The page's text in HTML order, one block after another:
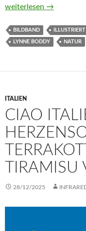
Pilze. Geheimnisse
weiterlesen →
BILDBAND ILLUSTRIERT
LYNNE BODDY NATUR
ITALIEN
CIAO
28/12/2025